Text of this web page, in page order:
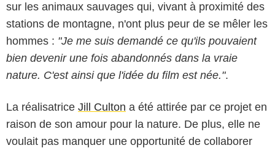
sur les animaux sauvages qui, vivant à proximité des
stations de montagne, n'ont plus peur de se mêler les
hommes : "Je me suis demandé ce qu'ils pouvaient
bien devenir une fois abandonnés dans la vraie
nature. C'est ainsi que l'idée du film est née.".
La réalisatrice Jill Culton a été attirée par ce projet en
raison de son amour pour la nature. De plus, elle ne
voulait pas manquer une opportunité de collaborer